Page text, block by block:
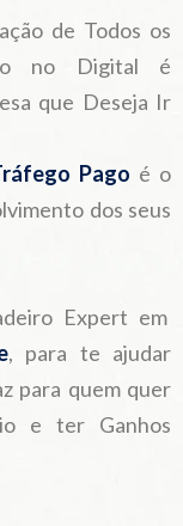
de Todos os
no Digital é
que Deseja Ir
Pago é o
dos seus
Expert em
, para te ajudar
para quem quer
e ter Ganhos